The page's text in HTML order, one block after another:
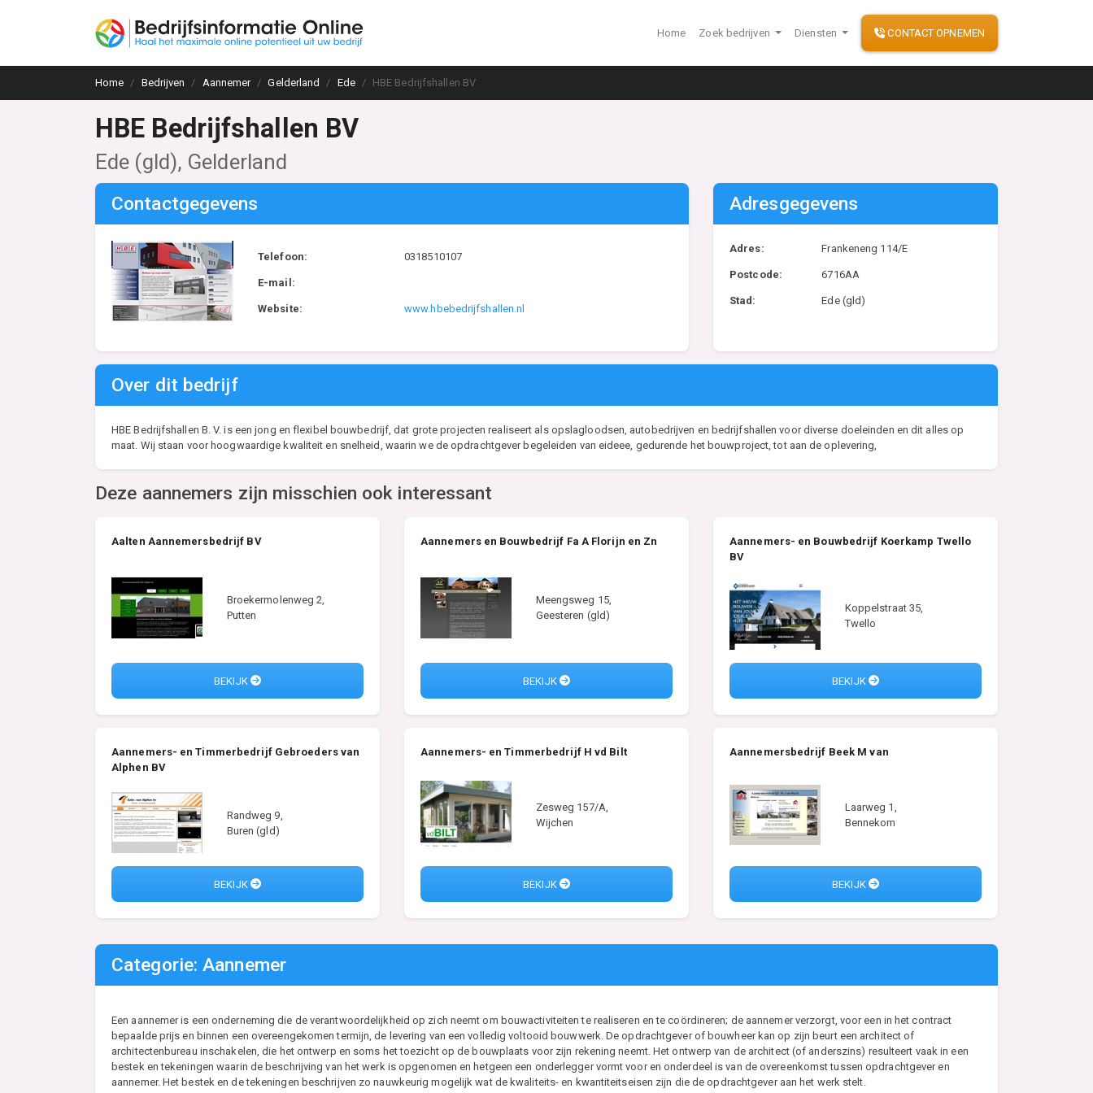
Home Zoek bedrijven Diensten CONTACT OPNEMEN
Home Bedrijven Aannemer Gelderland Ede HBE Bedrijfshallen BV
HBE Bedrijfshallen BV
Ede (gld), Gelderland
Contactgegevens
Telefoon: 0318510107
E-mail:
Website: www.hbebedrijfshallen.nl
Adresgegevens
Adres: Frankeneng 114/E
Postcode: 6716AA
Stad: Ede (gld)
Over dit bedrijf
HBE Bedrijfshallen B. V. is een jong en flexibel bouwbedrijf, dat grote projecten realiseert als opslagloodsen, autobedrijven en bedrijfshallen voor diverse doeleinden en dit alles op
maat. Wij staan voor hoogwaardige kwaliteit en snelheid, waarin we de opdrachtgever begeleiden van eideee, gedurende het bouwproject, tot aan de oplevering,
Deze aannemers zijn misschien ook interessant
Aalten Aannemersbedrijf BV
Broekermolenweg 2,
Putten
BEKIJK
Aannemers en Bouwbedrijf Fa A Florijn en Zn
Meengsweg 15,
Geesteren (gld)
BEKIJK
Aannemers- en Bouwbedrijf Koerkamp Twello
BV
Koppelstraat 35,
Twello
BEKIJK
Aannemers- en Timmerbedrijf Gebroeders van
Alphen BV
Randweg 9,
Buren (gld)
BEKIJK
Aannemers- en Timmerbedrijf H vd Bilt
Zesweg 157/A,
Wijchen
BEKIJK
Aannemersbedrijf Beek M van
Laarweg 1,
Bennekom
BEKIJK
Categorie: Aannemer
Een aannemer is een onderneming die de verantwoordelijkheid op zich neemt om bouwactiviteiten te realiseren en te coördineren; de aannemer verzorgt, voor een in het contract
bepaalde prijs en binnen een overeengekomen termijn, de levering van een volledig voltooid bouwwerk. De opdrachtgever of bouwheer kan op zijn beurt een architect of
architectenbureau inschakelen, die het ontwerp en soms het toezicht op de bouwplaats voor zijn rekening neemt. Het ontwerp van de architect (of anderszins) resulteert vaak in een
bestek en tekeningen waarin de beschrijving van het werk is opgenomen en hetgeen een onderlegger vormt voor en onderdeel is van de overeenkomst tussen opdrachtgever en
aannemer. Het bestek en de tekeningen beschrijven zo nauwkeurig mogelijk wat de kwaliteits- en kwantiteitseisen zijn die de opdrachtgever aan het werk stelt.